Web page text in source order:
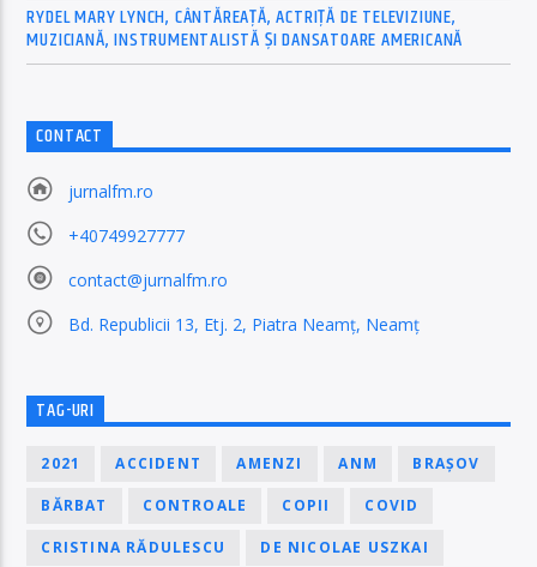
RYDEL MARY LYNCH, CÂNTĂREAȚĂ, ACTRIȚĂ DE TELEVIZIUNE,
MUZICIANĂ, INSTRUMENTALISTĂ ȘI DANSATOARE AMERICANĂ
CONTACT
jurnalfm.ro
+40749927777
contact@jurnalfm.ro
Bd. Republicii 13, Etj. 2, Piatra Neamț, Neamț
TAG-URI
2021 ACCIDENT AMENZI ANM BRAȘOV
BĂRBAT CONTROALE COPII COVID
CRISTINA RĂDULESCU DE NICOLAE USZKAI